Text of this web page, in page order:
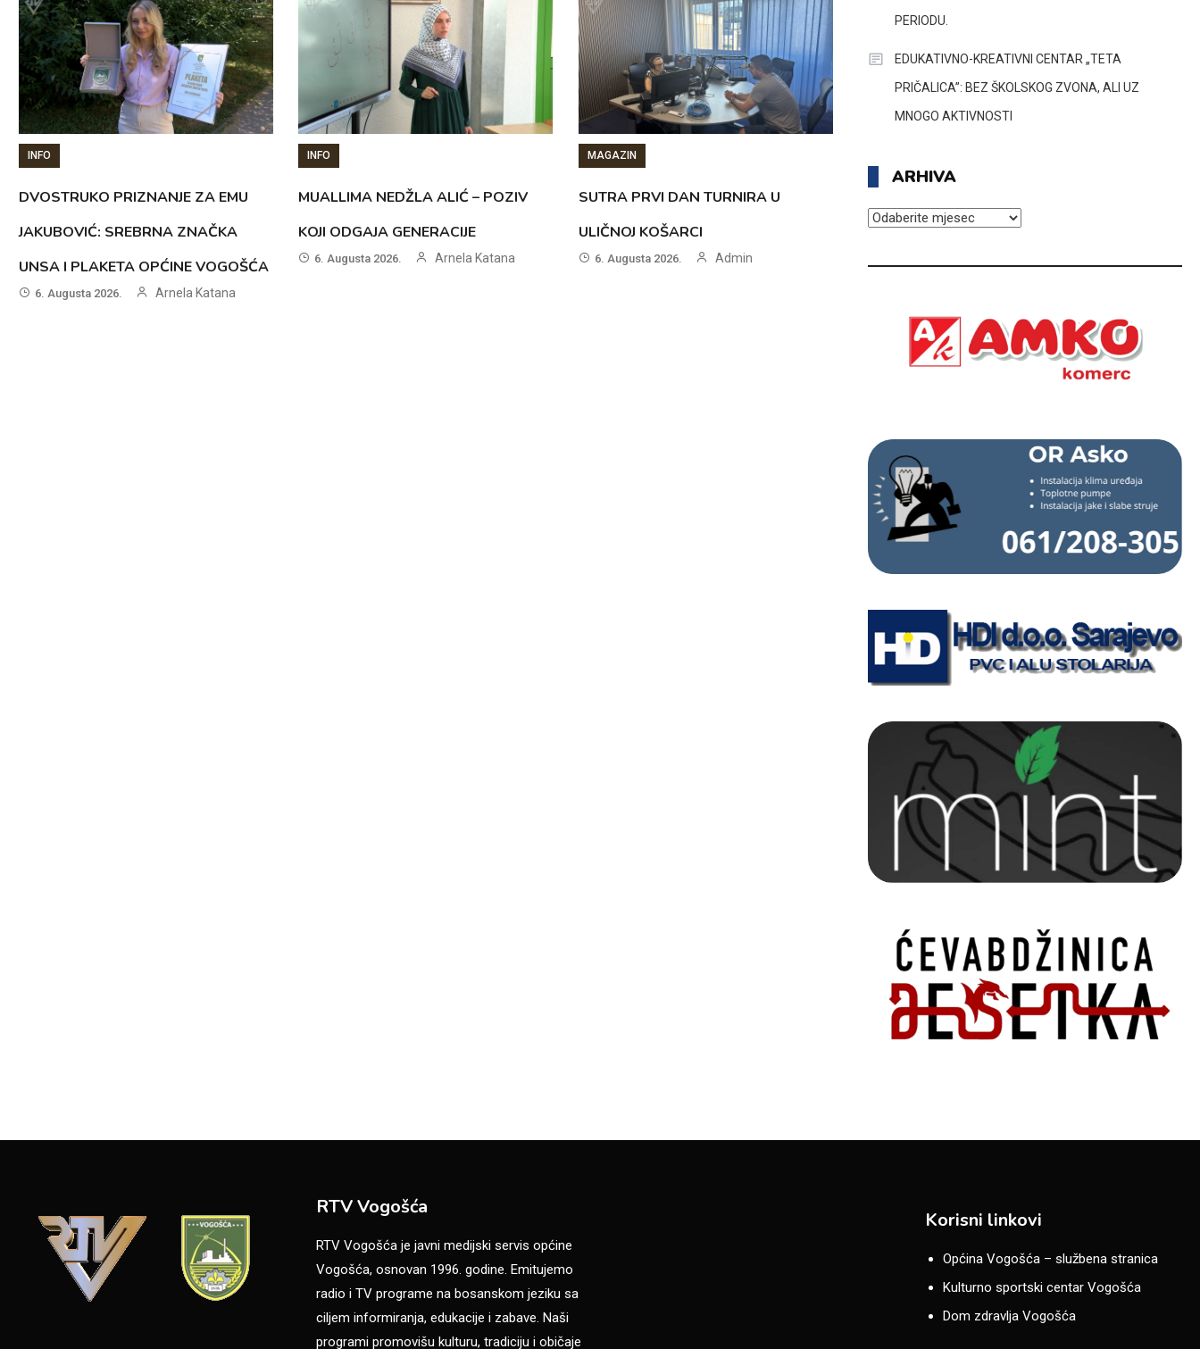
INFO
DVOSTRUKO PRIZNANJE ZA EMU
JAKUBOVIĆ: SREBRNA ZNAČKA
UNSA I PLAKETA OPĆINE VOGOŠĆA
6. Augusta 2026. Arnela Katana
INFO
MUALLIMA NEDŽLA ALIĆ – POZIV
KOJI ODGAJA GENERACIJE
6. Augusta 2026. Arnela Katana
MAGAZIN
SUTRA PRVI DAN TURNIRA U
ULIČNOJ KOŠARCI
6. Augusta 2026. Admin
PERIODU.
EDUKATIVNO-KREATIVNI CENTAR „TETA
PRIČALICA”: BEZ ŠKOLSKOG ZVONA, ALI UZ
MNOGO AKTIVNOSTI
ARHIVA
ARHIVA
RTV Vogošća
RTV Vogošća je javni medijski servis općine
Vogošća, osnovan 1996. godine. Emitujemo
radio i TV programe na bosanskom jeziku sa
ciljem informiranja, edukacije i zabave. Naši
programi promovišu kulturu, tradiciju i običaje
Korisni linkovi
Općina Vogošća – službena stranica
Kulturno sportski centar Vogošća
Dom zdravlja Vogošća